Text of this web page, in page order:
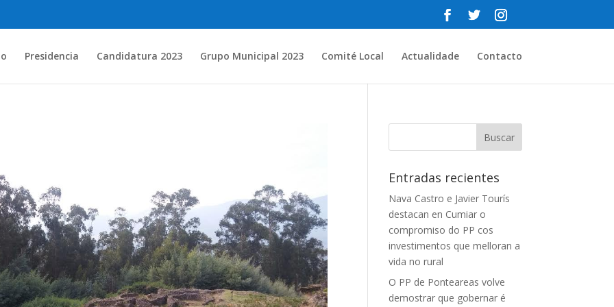
Presidencia Candidatura 2023 Grupo Municipal 2023 Comité Local Actualidade Contacto
Entradas recientes
Nava Castro e Javier Tourís
destacan en Cumiar o
compromiso do PP cos
investimentos que melloran a
vida no rural
O PP de Ponteareas volve
demostrar que gobernar é